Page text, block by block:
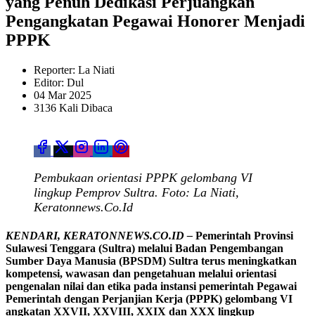
Pengangkatan Pegawai Honorer Menjadi
PPPK
Reporter: La Niati
Editor: Dul
04 Mar 2025
3136 Kali Dibaca
Pembukaan orientasi PPPK gelombang VI
lingkup Pemprov Sultra. Foto: La Niati,
Keratonnews.Co.Id
KENDARI, KERATONNEWS.CO.ID – Pemerintah Provinsi
Sulawesi Tenggara (Sultra) melalui Badan Pengembangan
Sumber Daya Manusia (BPSDM) Sultra terus meningkatkan
kompetensi, wawasan dan pengetahuan melalui orientasi
pengenalan nilai dan etika pada instansi pemerintah Pegawai
Pemerintah dengan Perjanjian Kerja (PPPK) gelombang VI
angkatan XXVII, XXVIII, XXIX dan XXX lingkup